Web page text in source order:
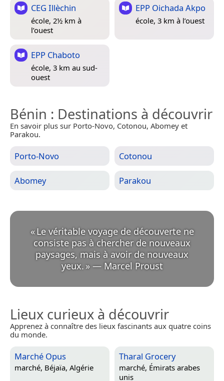
CEG Illèchin
école, 2½ km à
l’ouest
EPP Oichada Akpo
école, 3 km à l’ouest
EPP Chaboto
école, 3 km au sud-
ouest
Bénin : Destinations à découvrir
En savoir plus sur Porto-Novo, Cotonou, Abomey et
Parakou.
Porto-Novo Cotonou
Abomey Parakou
«Le véritable voyage de découverte ne
consiste pas à chercher de nouveaux
paysages, mais à avoir de nouveaux
yeux. » — Marcel Proust
Lieux curieux à découvrir
Apprenez à connaître des lieux fascinants aux quatre coins
du monde.
Marché Opus
marché, Béjaïa, Algérie
Tharal Grocery
marché, Émirats arabes
unis